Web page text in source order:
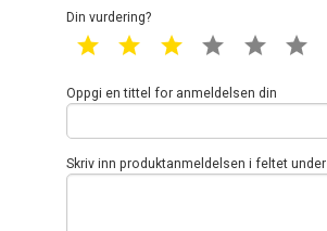
Din vurdering?
1 star 2 star 3 star 4 star 5 star
Oppgi en tittel for anmeldelsen din
Skriv inn produktanmeldelsen i feltet under